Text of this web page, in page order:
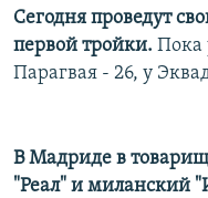
Сегодня проведут
первой тройки. Пока
Парагвая - 26, у
В Мадриде в
"Реал" и миланский